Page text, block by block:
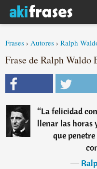
Frases ›Autores ›Ralph
Frase de Ralph Waldo
“La felicidad
llenar las horas
que
―